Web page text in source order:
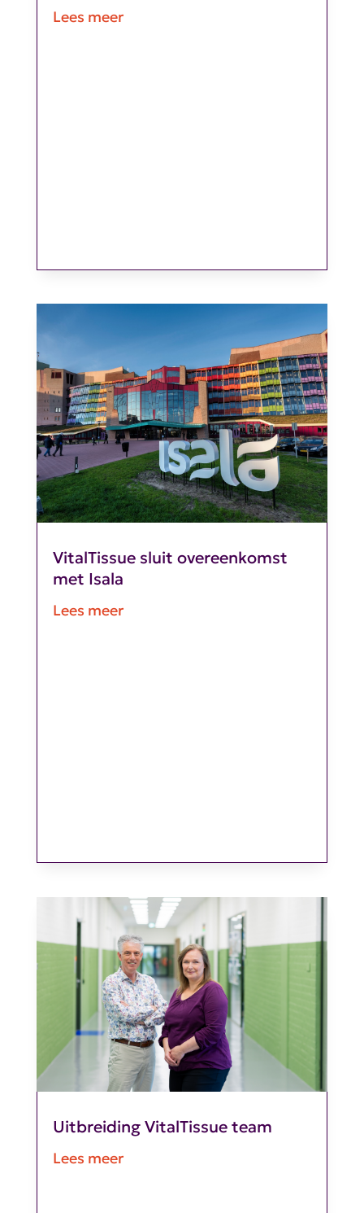
Lees meer
VitalTissue sluit overeenkomst
met Isala
Lees meer
Uitbreiding VitalTissue team
Lees meer